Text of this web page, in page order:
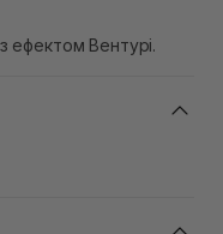
ефектом Вентурі.